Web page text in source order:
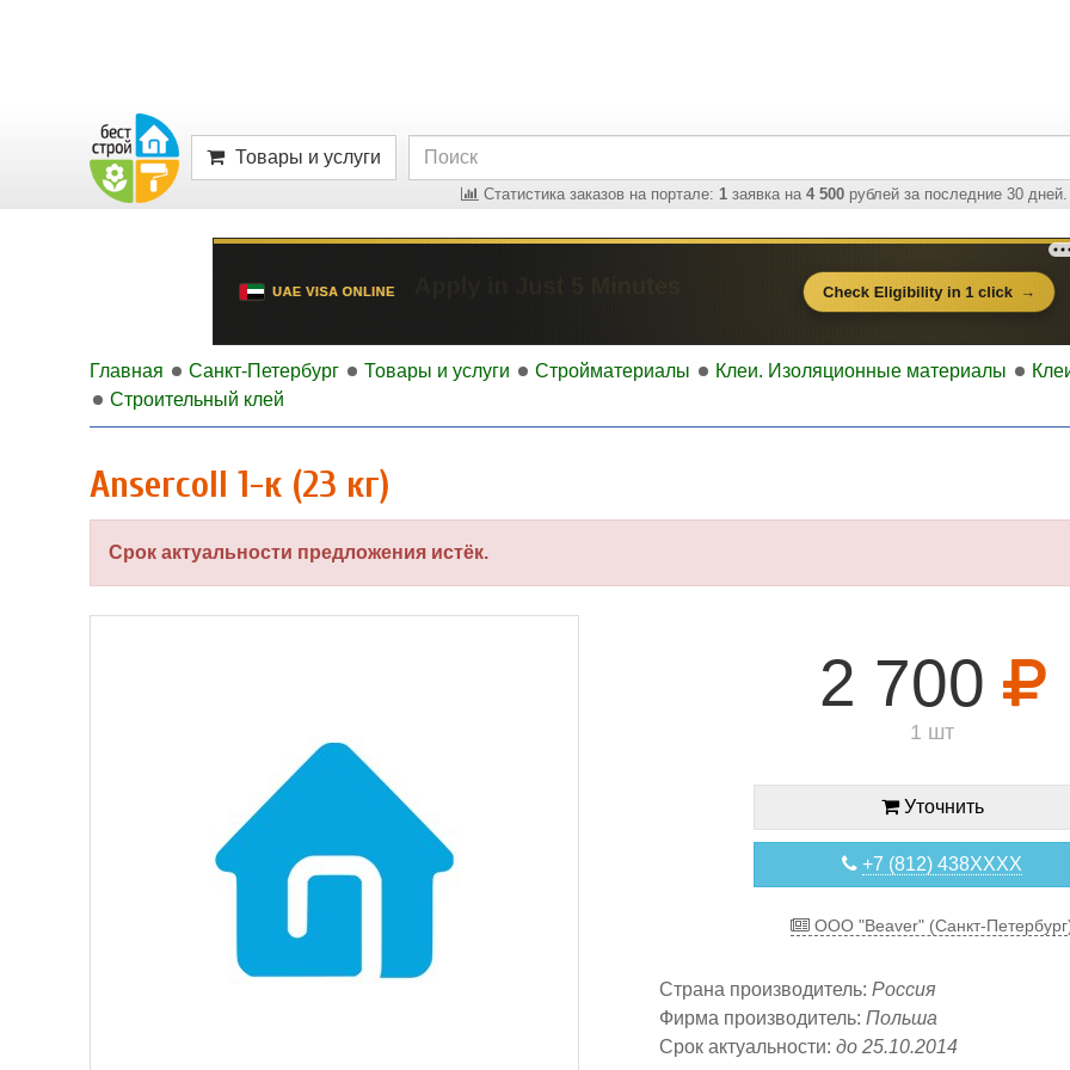
Товары и услуги
Статистика заказов на портале: 1заявка на 4 500рублей за последние 30 дней.
Главная Санкт-Петербург Товары и услуги Стройматериалы Клеи. Изоляционные материалы
Строительный клей
Ansercoll 1-к (23 кг)
Срок актуальности предложения истёк.
2 700
1 шт
Уточнить
+7 (812) 438XXXX
OOO "Beaver" (Санкт-
Страна производитель: Россия
Фирма производитель: Польша
Срок актуальности: до 25.10.2014